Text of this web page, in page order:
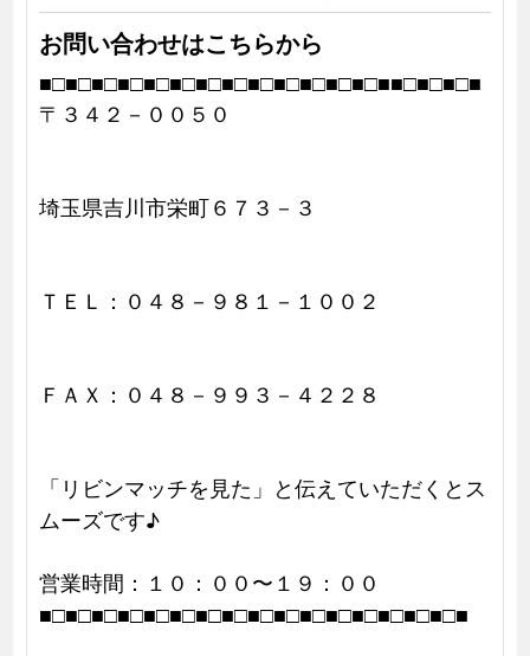
お問い合わせはこちらから
■□■□■□■□■□■□■□■□■□■□■□■□■□■■□■□■□■
〒３４２－００５０
埼玉県吉川市栄町６７３－３
ＴＥＬ：０４８－９８１－１００２
ＦＡＸ：０４８－９９３－４２２８
「リビンマッチを見た」と伝えていただくとス
ムーズです♪
営業時間：１０：００〜１９：００
■□■□■□■□■□■□■□■□■□■□■□■□■□■□■□■□■